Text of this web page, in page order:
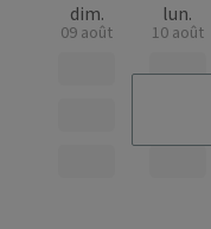
dim.
09 août
lun.
10 août